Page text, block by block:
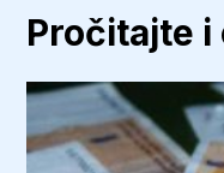
Pročitajte i